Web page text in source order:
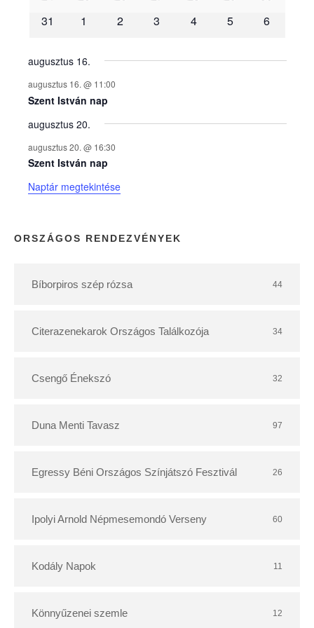
n
y
e
k
n
a
p
r
31
1 2 3 4 5 6
augusztus 16.
augusztus 16. @ 11:00
Szent István nap
augusztus 20.
augusztus 20. @ 16:30
Szent István nap
Naptár megtekintése
ORSZÁGOS RENDEZVÉNYEK
Bíborpiros szép rózsa 44
Citerazenekarok Országos Találkozója 34
Csengő Énekszó 32
Duna Menti Tavasz 97
Egressy Béni Országos Színjátszó Fesztivál 26
Ipolyi Arnold Népmesemondó Verseny 60
Kodály Napok 11
Könnyűzenei szemle 12